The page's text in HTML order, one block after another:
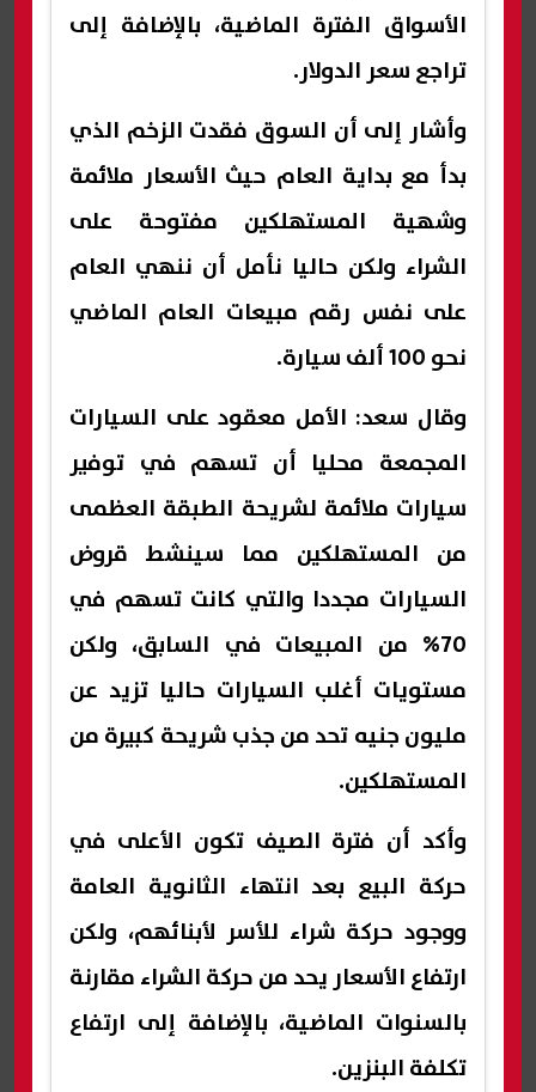
الأسواق الفترة الماضية، بالإضافة إلى
تراجع سعر الدولار.
وأشار إلى أن السوق فقدت الزخم الذي
بدأ مع بداية العام حيث الأسعار ملائمة
وشهية المستهلكين مفتوحة على
الشراء ولكن حاليا نأمل أن ننهي العام
على نفس رقم مبيعات العام الماضي
نحو 100 ألف سيارة.
وقال سعد: الأمل معقود على السيارات
المجمعة محليا أن تسهم في توفير
سيارات ملائمة لشريحة الطبقة العظمى
من المستهلكين مما سينشط قروض
السيارات مجددا والتي كانت تسهم في
70% من المبيعات في السابق، ولكن
مستويات أغلب السيارات حاليا تزيد عن
مليون جنيه تحد من جذب شريحة كبيرة من
المستهلكين.
وأكد أن فترة الصيف تكون الأعلى في
حركة البيع بعد انتهاء الثانوية العامة
ووجود حركة شراء للأسر لأبنائهم، ولكن
ارتفاع الأسعار يحد من حركة الشراء مقارنة
بالسنوات الماضية، بالإضافة إلى ارتفاع
تكلفة البنزين.